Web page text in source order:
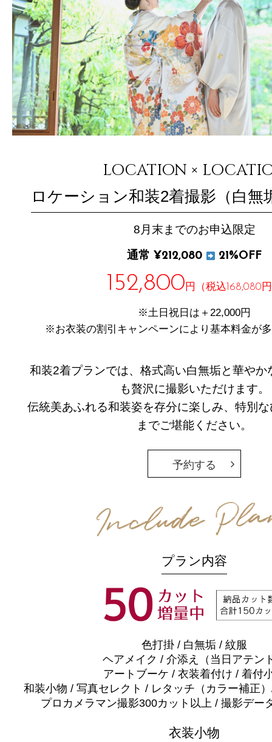
LOCATION ×
ロケーション和装2着撮影（白無
8月末までのお申込限定
通常 ¥212,080 21%OFF
152,800 円（税込168,080
※土日祝日は＋22,000円
※お衣装の割引キャンペーンにより基本料金が
和装2着プランでは、格式高い白無垢と華やか
も贅沢に撮影いただけます。
伝統美あふれる和装姿を存分に楽しみ、特別
までご堪能ください。
予約する
プラン内容
色打掛 / 白無垢 / 紋服
ヘアメイク / 介添え（当日アテン
アートブーケ / 衣装着付け / 着付
和装小物 / 写真セレクト / レタッチ（カラー補正
プロカメラマン撮影300カット以上 / 撮影デー
衣装小物